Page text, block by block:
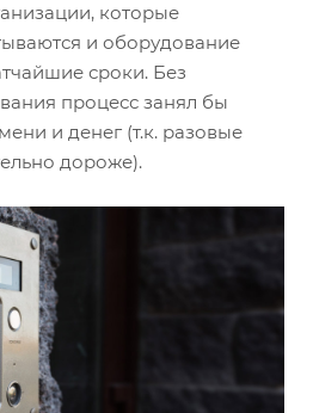
которые
и оборудование
сроки. Без
процесс занял бы
и денег (т.к. разовые
дороже).